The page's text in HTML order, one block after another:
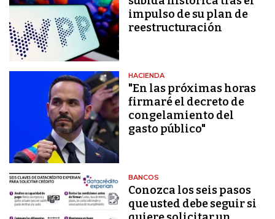
impulso de su plan de
reestructuración
HACIENDA
"En las próximas horas
firmaré el decreto de
congelamiento del
gasto público"
BANCOS
Conozca los seis pasos
que usted debe seguir si